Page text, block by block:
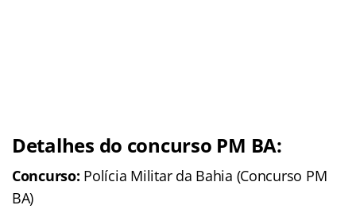
Detalhes do concurso PM BA:
Concurso: Polícia Militar da Bahia (Concurso PM
BA)